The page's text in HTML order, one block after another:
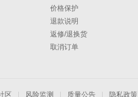
价格保护
退款说明
返修/退换货
取消订单
区 风险监测 质量公告 隐私政策